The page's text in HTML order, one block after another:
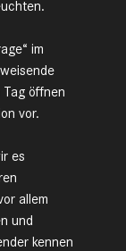
im
öffnen
vor.
es
allem
und
kennen